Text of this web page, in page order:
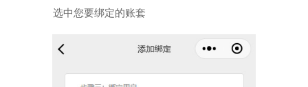
选中您要绑定的账套